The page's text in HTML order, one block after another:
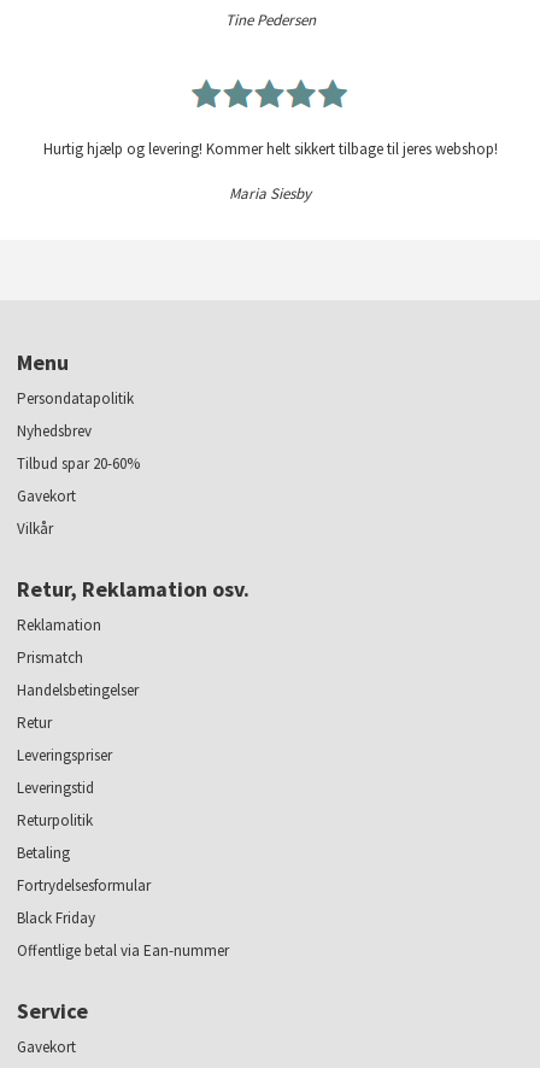
Tine Pedersen
Hurtig hjælp og levering! Kommer helt sikkert tilbage til jeres webshop!
Maria Siesby
Menu
Persondatapolitik
Nyhedsbrev
Tilbud spar 20-60%
Gavekort
Vilkår
Retur, Reklamation osv.
Reklamation
Prismatch
Handelsbetingelser
Retur
Leveringspriser
Leveringstid
Returpolitik
Betaling
Fortrydelsesformular
Black Friday
Offentlige betal via Ean-nummer
Service
Gavekort